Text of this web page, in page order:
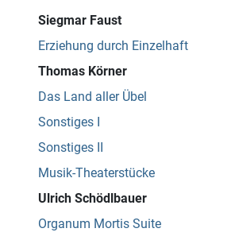
Siegmar Faust
Erziehung durch Einzelhaft
Thomas Körner
Das Land aller Übel
Sonstiges I
Sonstiges II
Musik-Theaterstücke
Ulrich Schödlbauer
Organum Mortis Suite